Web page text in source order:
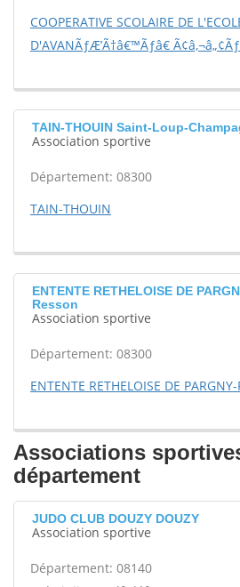
COOPERATIVE SCOLAIRE DE
D'AVANÃƒÆ’Ã†â€™Ãƒâ€
TAIN-THOUIN Saint-Loup-
Association sportive
Département: 08300
TAIN-THOUIN
ENTENTE RETHELOISE DE
Resson
Association sportive
Département: 08300
ENTENTE RETHELOISE DE
Associations
département
JUDO CLUB DOUZY DOUZY
Association sportive
Département: 08140